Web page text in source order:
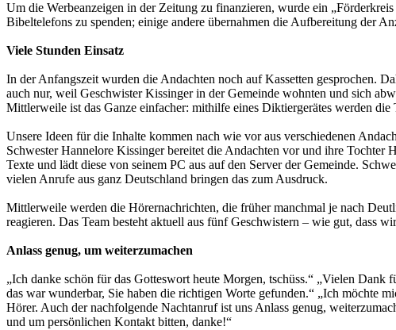
Um die Werbeanzeigen in der Zeitung zu finanzieren, wurde ein
Bibeltelefons zu spenden; einige andere übernahmen die Aufbereitung der
Viele Stunden Einsatz
In der Anfangszeit wurden die Andachten noch auf Kassetten gesprochen.
auch nur, weil Geschwister Kissinger in der Gemeinde wohnten und sich
Mittlerweile ist das Ganze einfacher: mithilfe eines Diktiergerätes werden die
Unsere Ideen für die Inhalte kommen nach wie vor aus verschiedenen
Schwester Hannelore Kissinger bereitet die Andachten vor und ihre Tochter
Texte und lädt diese von seinem PC aus auf den Server der Gemeinde.
vielen Anrufe aus ganz Deutschland bringen das zum Ausdruck.
Mittlerweile werden die Hörernachrichten, die früher manchmal je nach
reagieren. Das Team besteht aktuell aus fünf Geschwistern – wie gut, dass
Anlass genug, um weiterzumachen
„Ich danke schön für das Gotteswort heute Morgen, tschüss.“ „Vielen
das war wunderbar, Sie haben die richtigen Worte gefunden.“ „Ich möchte
Hörer. Auch der nachfolgende Nachtanruf ist uns Anlass genug,
und um persönlichen Kontakt bitten, danke!“